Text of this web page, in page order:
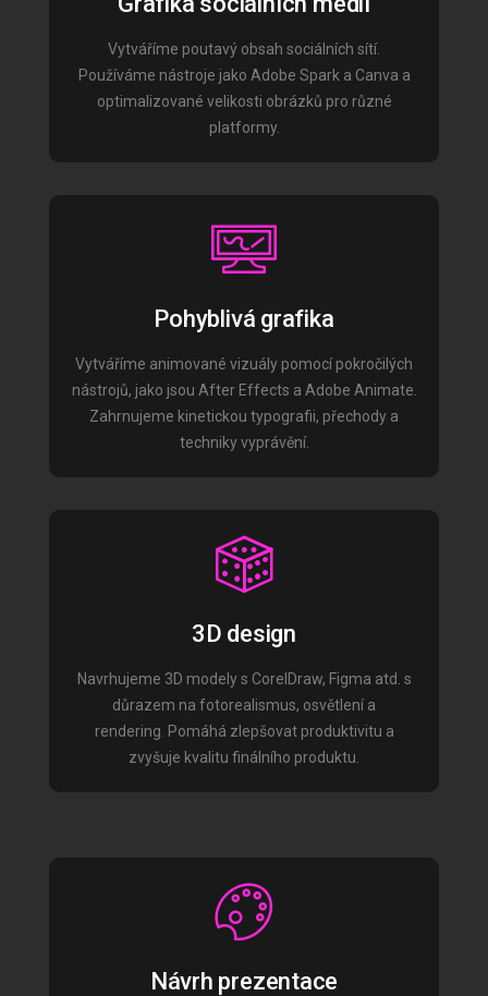
Vytváříme poutavý obsah sociálních sítí.
Používáme nástroje jako Adobe Spark a Canva a
optimalizované velikosti obrázků pro různé
platformy.
Pohyblivá grafika
Vytváříme animované vizuály pomocí pokročilých
nástrojů, jako jsou After Effects a Adobe Animate.
Zahrnujeme kinetickou typografii, přechody a
techniky vyprávění.
3D design
Navrhujeme 3D modely s CorelDraw, Figma atd. s
důrazem na fotorealismus, osvětlení a
rendering. Pomáhá zlepšovat produktivitu a
zvyšuje kvalitu finálního produktu.
Návrh prezentace